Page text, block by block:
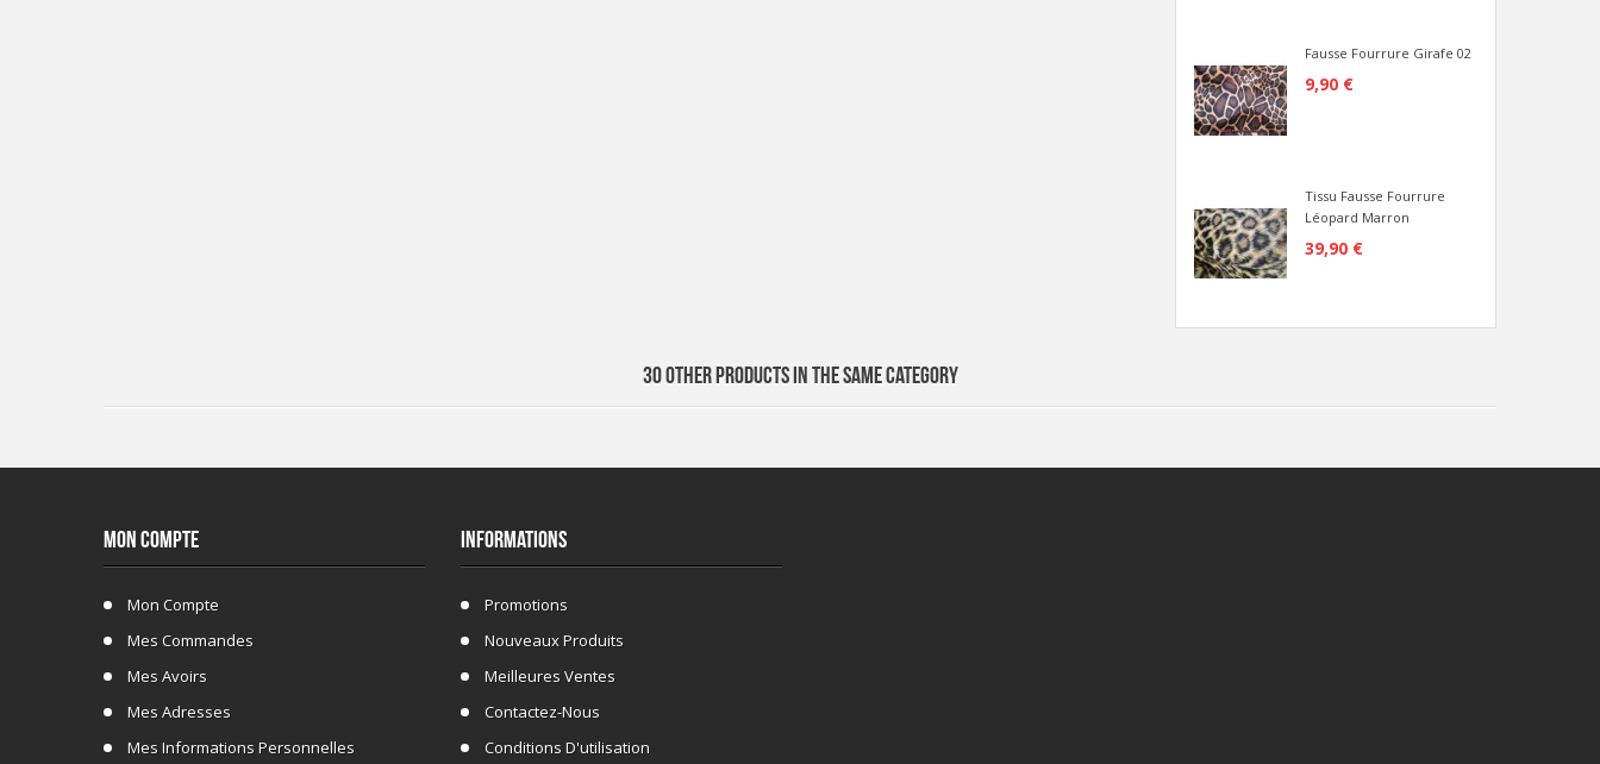
Fausse Fourrure Girafe 02
9,90 €
Tissu Fausse Fourrure
Léopard Marron
39,90 €
30 OTHER PRODUCTS IN THE SAME CATEGORY
MON COMPTE
Mon Compte
Mes Commandes
Mes Avoirs
Mes Adresses
Mes Informations Personnelles
INFORMATIONS
Promotions
Nouveaux Produits
Meilleures Ventes
Contactez-Nous
Conditions D'utilisation